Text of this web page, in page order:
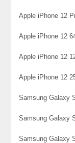
Apple iPhone 12
Apple iPhone 12
Apple iPhone 12
Apple iPhone 12
Samsung Galaxy
Samsung Galaxy
Samsung Galaxy